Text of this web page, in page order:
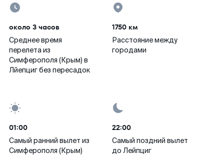
около 3 часов
Среднее время
перелета из
Симферополя (Крым) в
Лйепциг без пересадок
1750 км
Расстояние между
городами
01:00
Самый ранний вылет из
Симферополя (Крым)
22:00
Самый поздний вылет
до Лейпциг